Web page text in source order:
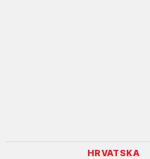
HRVATSKA